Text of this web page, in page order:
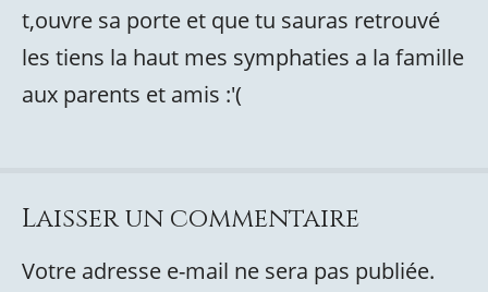
t,ouvre sa porte et que tu sauras retrouvé
les tiens la haut mes symphaties a la famille
aux parents et amis :'(
Laisser un commentaire
Votre adresse e-mail ne sera pas publiée.